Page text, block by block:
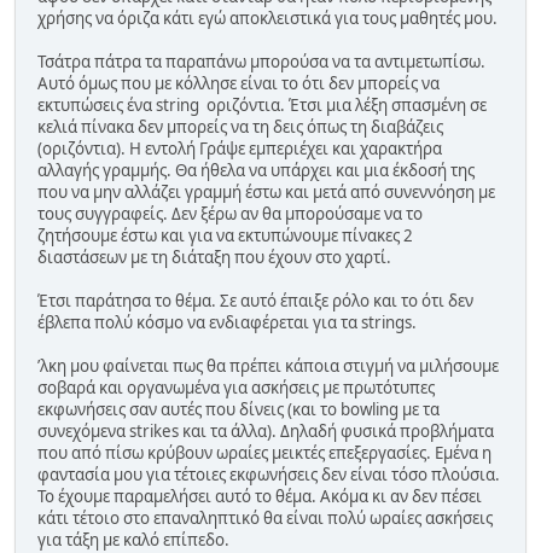
χρήσης να όριζα κάτι εγώ αποκλειστικά για τους μαθητές μου.
Τσάτρα πάτρα τα παραπάνω μπορούσα να τα αντιμετωπίσω.
Αυτό όμως που με κόλλησε είναι το ότι δεν μπορείς να
εκτυπώσεις ένα string οριζόντια. Έτσι μια λέξη σπασμένη σε
κελιά πίνακα δεν μπορείς να τη δεις όπως τη διαβάζεις
(οριζόντια). Η εντολή Γράψε εμπεριέχει και χαρακτήρα
αλλαγής γραμμής. Θα ήθελα να υπάρχει και μια έκδοσή της
που να μην αλλάζει γραμμή έστω και μετά από συνεννόηση με
τους συγγραφείς. Δεν ξέρω αν θα μπορούσαμε να το
ζητήσουμε έστω και για να εκτυπώνουμε πίνακες 2
διαστάσεων με τη διάταξη που έχουν στο χαρτί.
Έτσι παράτησα το θέμα. Σε αυτό έπαιξε ρόλο και το ότι δεν
έβλεπα πολύ κόσμο να ενδιαφέρεται για τα strings.
ʼλκη μου φαίνεται πως θα πρέπει κάποια στιγμή να μιλήσουμε
σοβαρά και οργανωμένα για ασκήσεις με πρωτότυπες
εκφωνήσεις σαν αυτές που δίνεις (και το bowling με τα
συνεχόμενα strikes και τα άλλα). Δηλαδή φυσικά προβλήματα
που από πίσω κρύβουν ωραίες μεικτές επεξεργασίες. Εμένα η
φαντασία μου για τέτοιες εκφωνήσεις δεν είναι τόσο πλούσια.
Το έχουμε παραμελήσει αυτό το θέμα. Ακόμα κι αν δεν πέσει
κάτι τέτοιο στο επαναληπτικό θα είναι πολύ ωραίες ασκήσεις
για τάξη με καλό επίπεδο.